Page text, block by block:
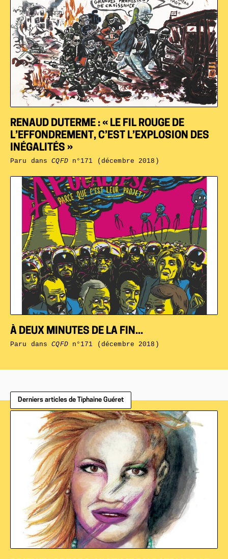
À DEUX MINUTES DE LA FIN...
Paru dansCQFDn°171 (décembre 2018)
RENAUD DUTERME : « LE FIL ROUGE DE
L’EFFONDREMENT, C’EST L’EXPLOSION DES
INÉGALITÉS »
Paru dansCQFDn°171 (décembre 2018)
Derniers articles de Tiphaine Guéret